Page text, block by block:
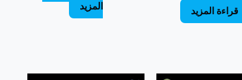
قراءة المزيد
المزيد